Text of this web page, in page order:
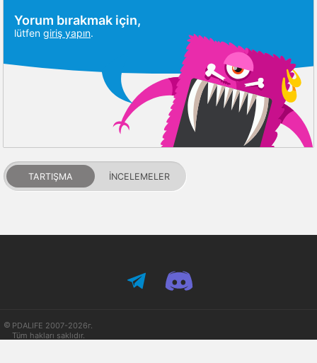
Yorum bırakmak için,
lütfen giriş yapın.
TARTIŞMA İNCELEMELER
PDALIFE 2007-2026г.
Tüm hakları saklıdır.